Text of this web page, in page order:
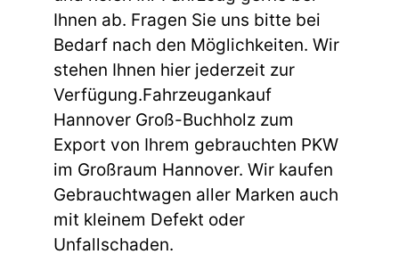
Ihnen ab. Fragen Sie uns bitte bei
Bedarf nach den Möglichkeiten. Wir
stehen Ihnen hier jederzeit zur
Verfügung.Fahrzeugankauf
Hannover Groß-Buchholz zum
Export von Ihrem gebrauchten PKW
im Großraum Hannover. Wir kaufen
Gebrauchtwagen aller Marken auch
mit kleinem Defekt oder
Unfallschaden.